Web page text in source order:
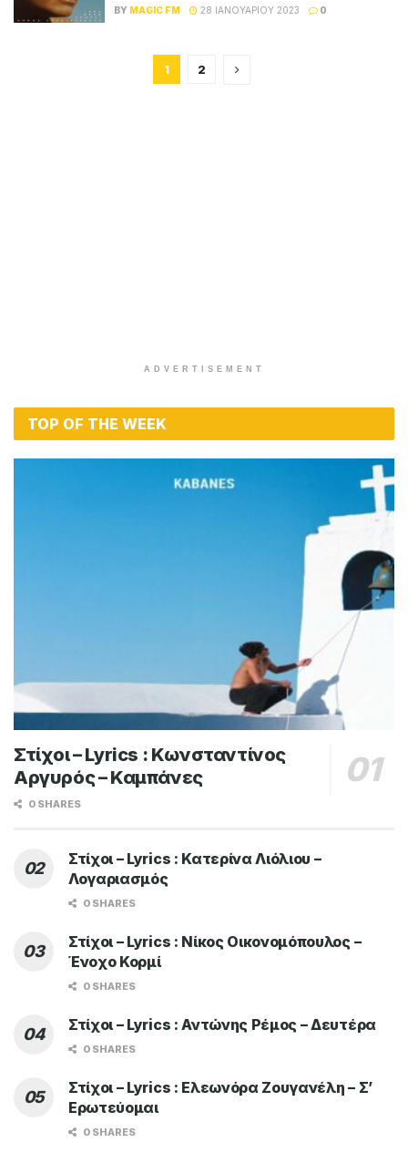
BY MAGIC FM 28 ΙΑΝΟΥΑΡΊΟΥ 2023 0
1 2
ADVERTISEMENT
TOP OF THE WEEK
Στίχοι – Lyrics : Κωνσταντίνος
Αργυρός – Καμπάνες
0 SHARES
Στίχοι – Lyrics : Κατερίνα Λιόλιου –
Λογαριασμός
0 SHARES
Στίχοι – Lyrics : Νίκος Οικονομόπουλος –
Ένοχο Κορμί
0 SHARES
Στίχοι – Lyrics : Αντώνης Ρέμος – Δευτέρα
0 SHARES
Στίχοι – Lyrics : Ελεωνόρα Ζουγανέλη – Σ’
Ερωτεύομαι
0 SHARES